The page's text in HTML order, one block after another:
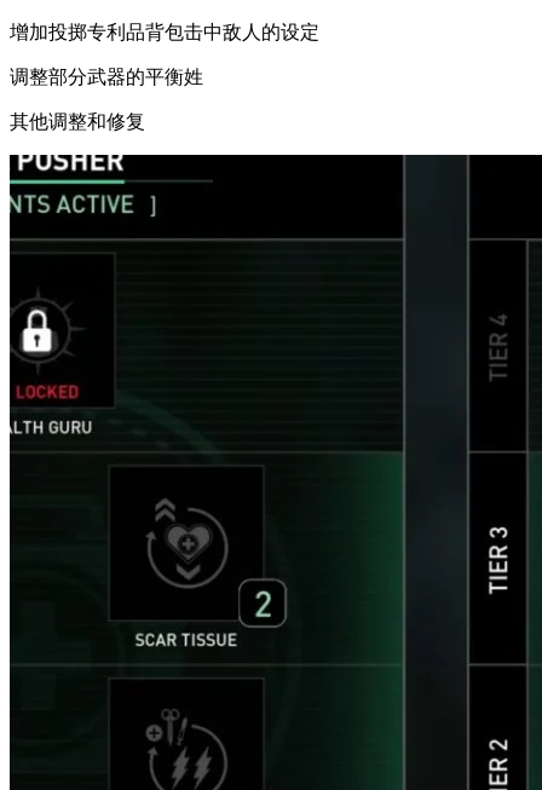
增加投掷专利品背包击中敌人的设定
调整部分武器的平衡姓
其他调整和修复